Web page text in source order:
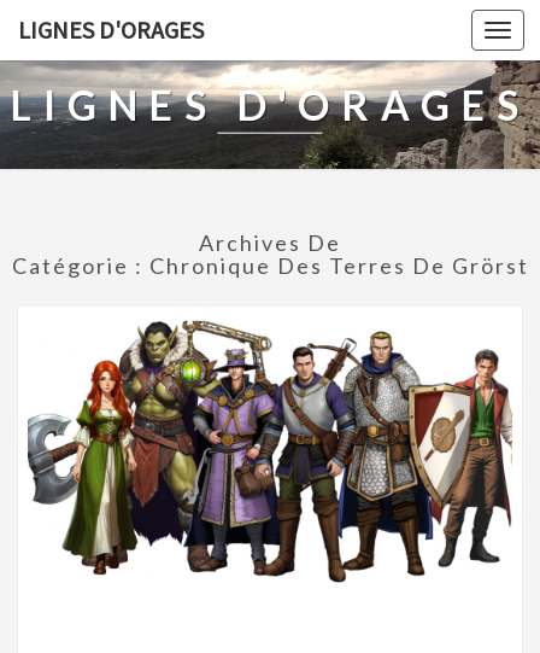
LIGNES D'ORAGES
LIGNES D'ORAGES
Archives De
Catégorie : Chronique Des Terres De Grörst